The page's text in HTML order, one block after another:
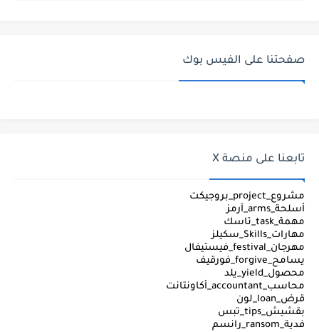
صفحتنا على الفيس بوك
تابعنا على منصة X
مشروع_project_بروجيكت
أسلحة_arms_آرمز
مهمة_task_تاسك
مهارات_Skills_سكيلز
مهرجان_festival_فيستيفال
يسامح_forgive_فورقيف
محصول_yield_يلد
محاسب_accountant_أكاونتانت
قرض_loan_لون
بقشيش_tips_تبس
فدية_ransom_رانسم